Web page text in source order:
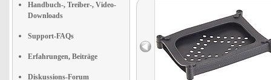
Handbuch-, Treiber-, Video-
Downloads
Support-FAQs
Erfahrungen, Beiträge
Diskussions-Forum